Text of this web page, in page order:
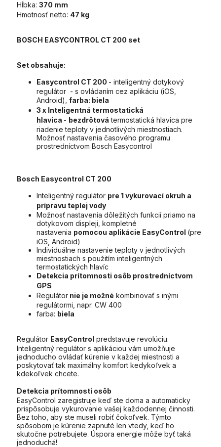
Hĺbka: 370 mm
Hmotnosť netto: 47 kg
BOSCH EASYCONTROL CT 200 set
Set obsahuje:
Easycontrol CT 200 - inteligentný dotykový
regulátor - s ovládaním cez aplikáciu (iOS,
Android), farba: biela
3 x Inteligentná termostatická
hlavica - bezdrôtová termostatická hlavica pre
riadenie teploty v jednotlivých miestnostiach.
Možnosť nastavenia časového programu
prostredníctvom Bosch Easycontrol
Bosch Easycontrol CT 200
Inteligentný regulátor pre 1 vykurovací okruh a
prípravu teplej vody
Možnosť nastavenia dôležitých funkcií priamo na
dotykovom displeji, kompletné
nastavenia pomocou aplikácie EasyControl (pre
iOS, Android)
Individuálne nastavenie teploty v jednotlivých
miestnostiach s použitím inteligentných
termostatických hlavíc
Detekcia prítomnosti osôb prostredníctvom
GPS
Regulátor nie je možné kombinovať s inými
regulátormi, napr. CW 400
farba: biela
Regulátor EasyControl predstavuje revolúciu.
Inteligentný regulátor s aplikáciou vám umožňuje
jednoducho ovládať kúrenie v každej miestnosti a
poskytovať tak maximálny komfort kedykoľvek a
kdekoľvek chcete.
Detekcia prítomnosti osôb
EasyControl zaregistruje keď ste doma a automaticky
prispôsobuje vykurovanie vašej každodennej činnosti.
Bez toho, aby ste museli robiť čokoľvek. Týmto
spôsobom je kúrenie zapnuté len vtedy, keď ho
skutočne potrebujete. Úspora energie môže byť taká
jednoduchá!